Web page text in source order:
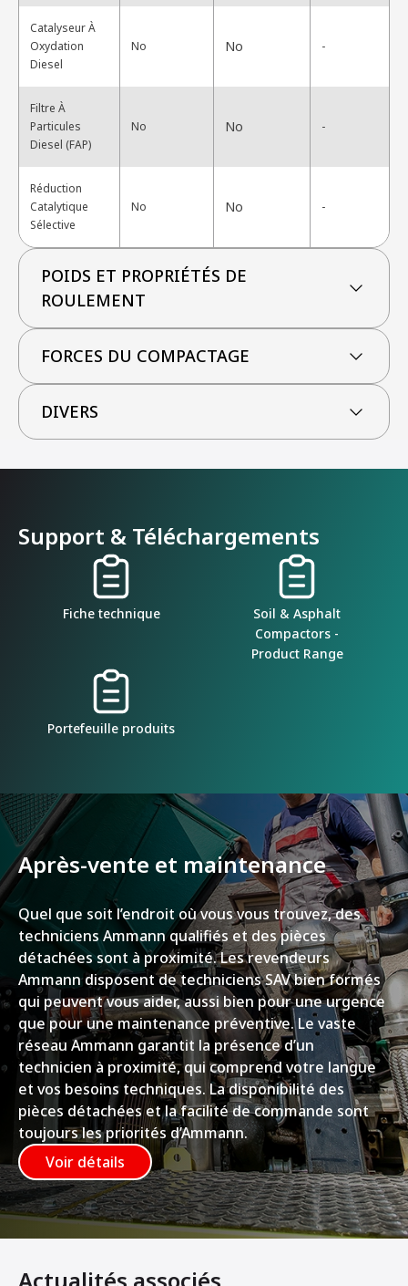
Catalyseur À
Oxydation
Diesel
No No -
Filtre À
Particules
Diesel (FAP)
No No -
Réduction
Catalytique
Sélective
No No -
POIDS ET PROPRIÉTÉS DE
ROULEMENT
FORCES DU COMPACTAGE
DIVERS
Support & Téléchargements
Fiche technique
Soil & Asphalt
Compactors -
Product Range
Portefeuille produits
Après-vente et maintenance
Quel que soit l’endroit où vous vous trouvez, des
techniciens Ammann qualifiés et des pièces
détachées sont à proximité. Les revendeurs
Ammann disposent de techniciens SAV bien formés
qui peuvent vous aider, aussi bien pour une urgence
que pour une maintenance préventive. Le vaste
réseau Ammann garantit la présence d’un
technicien à proximité, qui comprend votre langue
et vos besoins techniques. La disponibilité des
pièces détachées et la facilité de commande sont
toujours les priorités d’Ammann.
Voir détails